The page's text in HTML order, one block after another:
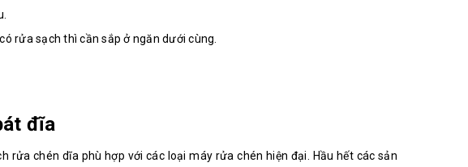
rửa sạch thì cần sắp ở ngăn dưới cùng.
đĩa
rửa chén dĩa phù hợp với các loại máy rửa chén hiện đại. Hầu hết các sản